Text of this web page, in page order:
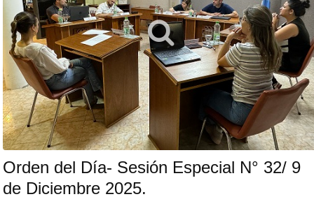
Orden del Día- Sesión Especial N° 32/ 9
de Diciembre 2025.